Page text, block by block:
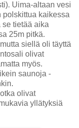
Uima-altaan vesi
kaikessa
tietää aika
25m pitkä.
siellä oli täyttä
olivat
myös.
saunoja -
olivat
yllätyksiä